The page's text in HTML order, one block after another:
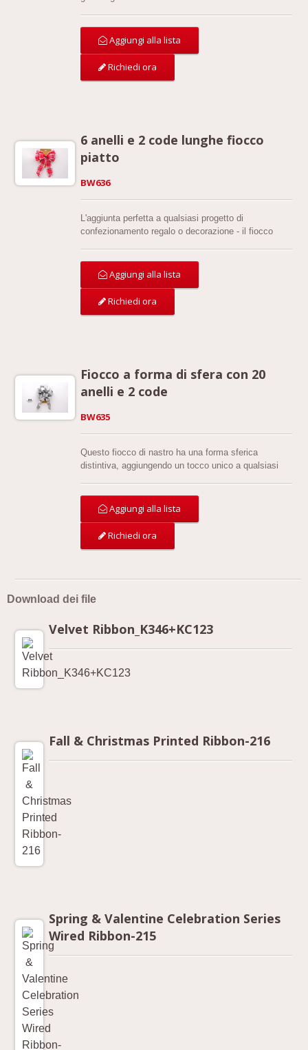
Aggiungi alla lista
Richiedi ora
6 anelli e 2 code lunghe fiocco
piatto
BW636
L'aggiunta perfetta a qualsiasi progetto di
confezionamento regalo o decorazione - il fiocco
anelli e due code lunghe, aggiungendo eleganza e
Aggiungi alla lista
Richiedi ora
Fiocco a forma di sfera con 20
anelli e 2 code
BW635
Questo fiocco di nastro ha una forma sferica
distintiva, aggiungendo un tocco unico a qualsiasi
con un'altezza delle code di 22 cm, questo fiocco
Aggiungi alla lista
Richiedi ora
Download dei file
Velvet Ribbon_K346+KC123
Fall & Christmas Printed Ribbon-216
Spring & Valentine Celebration Series
Wired Ribbon-215